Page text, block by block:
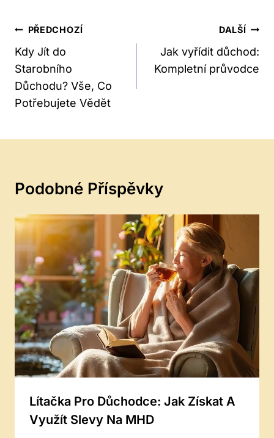
Navigace
Pro
Příspěvek
PŘEDCHOZÍ
Kdy Jít do
Starobního
Důchodu? Vše, Co
Potřebujete Vědět
DALŠÍ
Jak vyřídit důchod:
Kompletní průvodce
Podobné Příspěvky
Lítačka Pro Důchodce: Jak Získat A
Využít Slevy Na MHD